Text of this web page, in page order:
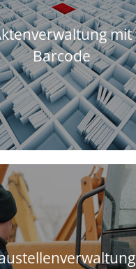
mit
Barcode